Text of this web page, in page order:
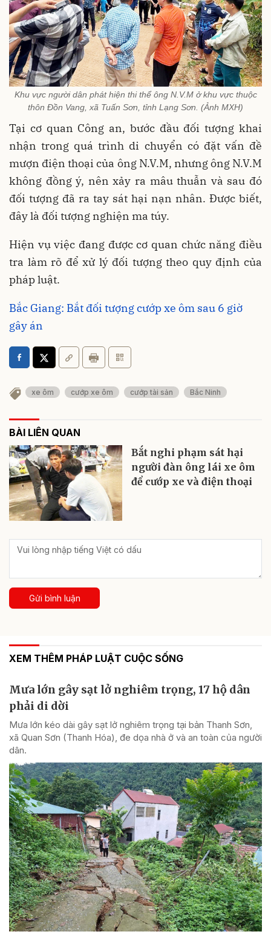
Khu vực người dân phát hiện thi thể ông N.V.M ở khu vực thuộc
thôn Đồn Vang, xã Tuấn Sơn, tỉnh Lạng Sơn. (Ảnh MXH)
Tại cơ quan Công an, bước đầu đối tượng khai
nhận trong quá trình di chuyển có đặt vấn đề
mượn điện thoại của ông N.V.M, nhưng ông N.V.M
không đồng ý, nên xảy ra mâu thuẫn và sau đó
đối tượng đã ra tay sát hại nạn nhân. Được biết,
đây là đối tượng nghiện ma túy.
Hiện vụ việc đang được cơ quan chức năng điều
tra làm rõ để xử lý đối tượng theo quy định của
pháp luật.
Bắc Giang: Bắt đối tượng cướp xe ôm sau 6 giờ
gây án
xe ôm cướp xe ôm cướp tài sản Bắc Ninh
BÀI LIÊN QUAN
Bắt nghi phạm sát hại
người đàn ông lái xe ôm
để cướp xe và điện thoại
Gửi bình luận
XEM THÊM PHÁP LUẬT CUỘC SỐNG
Mưa lớn gây sạt lở nghiêm trọng, 17 hộ dân
phải di dời
Mưa lớn kéo dài gây sạt lở nghiêm trọng tại bản Thanh Sơn,
xã Quan Sơn (Thanh Hóa), đe dọa nhà ở và an toàn của người
dân.